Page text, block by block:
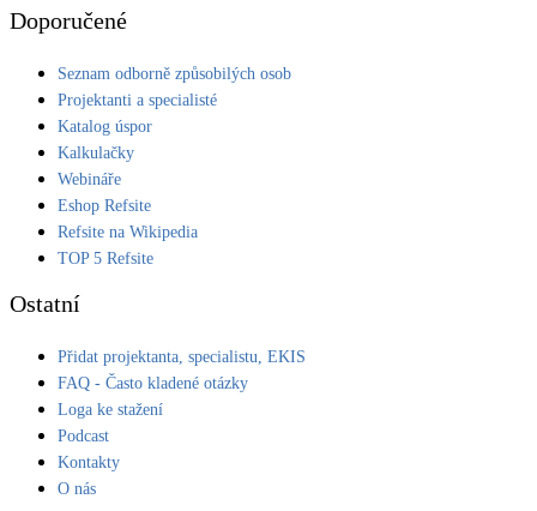
Doporučené
Seznam odborně způsobilých osob
Projektanti a specialisté
Katalog úspor
Kalkulačky
Webináře
Eshop Refsite
Refsite na Wikipedia
TOP 5 Refsite
Ostatní
Přidat projektanta, specialistu, EKIS
FAQ - Často kladené otázky
Loga ke stažení
Podcast
Kontakty
O nás